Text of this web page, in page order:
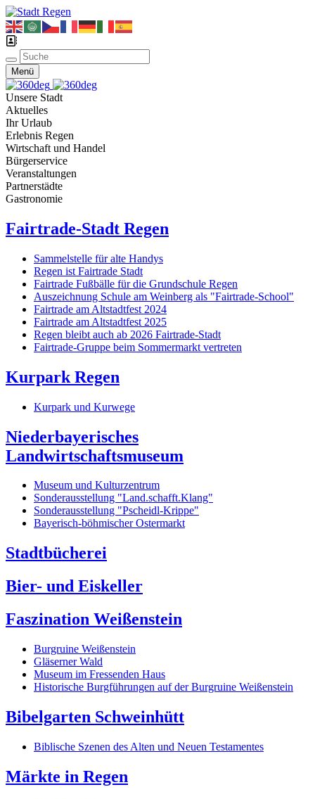
Menü
Unsere Stadt
Aktuelles
Ihr Urlaub
Erlebnis Regen
Wirtschaft und Handel
Bürgerservice
Veranstaltungen
Partnerstädte
Gastronomie
Fairtrade-Stadt Regen
Sammelstelle für alte Handys
Regen ist Fairtrade Stadt
Fairtrade Fußbälle für die Grundschule Regen
Auszeichnung Schule am Weinberg als "Fairtrade-School"
Fairtrade am Altstadtfest 2024
Fairtrade am Altstadtfest 2025
Regen bleibt auch ab 2026 Fairtrade-Stadt
Fairtrade-Gruppe beim Sommermarkt vertreten
Kurpark Regen
Kurpark und Kurwege
Niederbayerisches
Landwirtschaftsmuseum
Museum und Kulturzentrum
Sonderausstellung "Land.schafft.Klang"
Sonderausstellung "Pscheidl-Krippe"
Bayerisch-böhmischer Ostermarkt
Stadtbücherei
Bier- und Eiskeller
Faszination Weißenstein
Burgruine Weißenstein
Gläserner Wald
Museum im Fressenden Haus
Historische Burgführungen auf der Burgruine Weißenstein
Bibelgarten Schweinhütt
Biblische Szenen des Alten und Neuen Testamentes
Märkte in Regen